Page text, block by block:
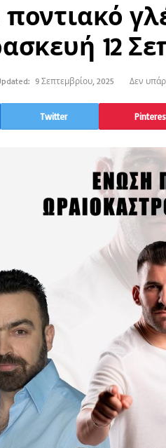
12
9 Σεπτεμβρίου, 2025 Δεν
Twitter